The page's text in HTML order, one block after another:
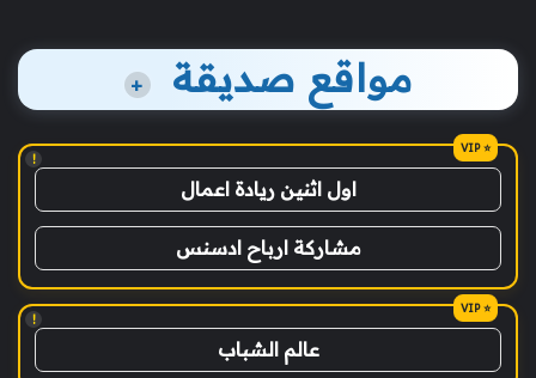
مواقع صديقة +
!
اول اثنين ريادة اعمال
مشاركة ارباح ادسنس
!
عالم الشباب